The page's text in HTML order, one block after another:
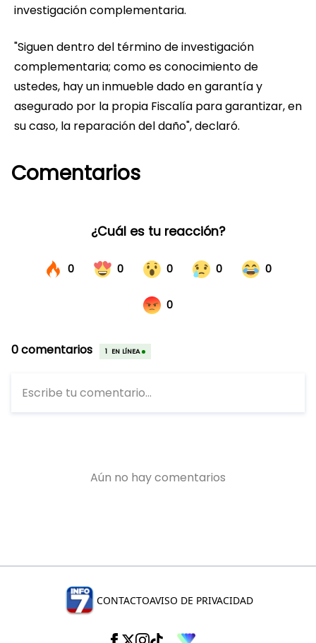
investigación complementaria.
"Siguen dentro del término de investigación
complementaria; como es conocimiento de
ustedes, hay un inmueble dado en garantía y
asegurado por la propia Fiscalía para garantizar, en
su caso, la reparación del daño", declaró.
Comentarios
CONTACTOAVISO DE PRIVACIDAD